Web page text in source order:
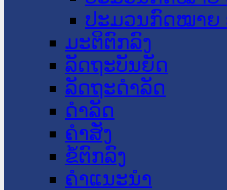
ປະມວນກົດໝາຍ
ມະຕິຕົກລົງ
ລັດຖະບັນຍັດ
ລັດຖະດໍາລັດ
ດໍາລັດ
ຄໍາສັ່ງ
ຂໍ້ຕົກລົງ
ຄໍາແນະນໍາ